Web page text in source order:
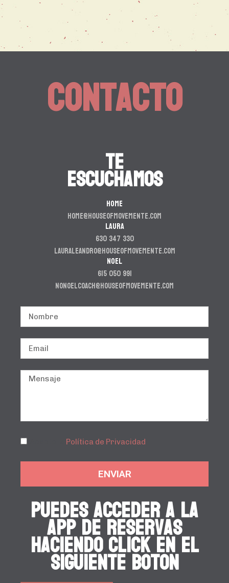
Contacto
TE
ESCUCHAMOS
HOME
home@houseofmovemente.com
LAURA
630 347 330
lauraleandro@houseofmovemente.com
NOEL
615 050 991
nonoelcoach@houseofmovemente.com
Política de Privacidad
ENVIAR
Puedes acceder a la
app de reservas
haciendo click en el
siguiente boton